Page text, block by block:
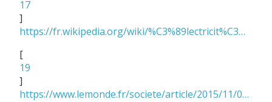
17
]
https://fr.wikipedia.org/wiki/%C3%89lectricit%C3%A9_en_France
[
19
]
https://www.lemonde.fr/societe/article/2015/11/02/les-francais-mettent-en-moyenne-50-minutes-pour-l-aller-retour-domicile-travail_4801698_3224.html